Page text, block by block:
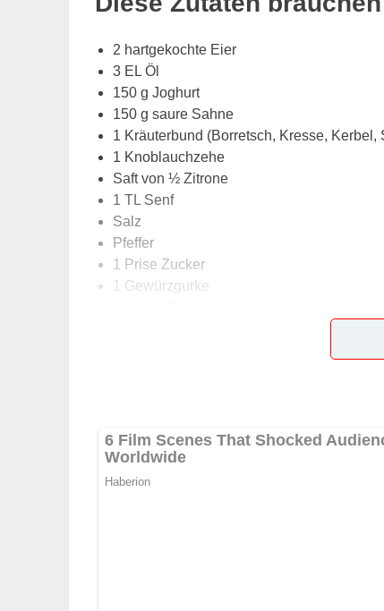
2 hartgekochte Eier
3 EL Öl
150 g Joghurt
150 g saure Sahne
1 Kräuterbund (Borretsch, Kresse,
1 Knoblauchzehe
Saft von ½ Zitrone
1 TL Senf
Salz
Pfeffer
1 Prise Zucker
1 Gewürzgurke